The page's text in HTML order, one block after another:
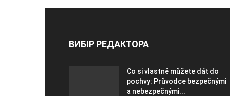
ВИБІР РЕДАКТОРА
Co si vlastně můžete dát do
pochvy: Průvodce bezpečnými
a nebezpečnými...